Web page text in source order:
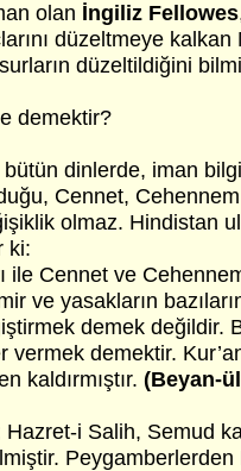
olan İngiliz Fellowes
düzeltmeye
düzeltildiğini
demektir?
dinlerde, iman
Cennet,
olmaz. Hindistan
ki:
ile Cennet ve
ve yasakların
demek değildir.
vermek demektir.
kaldırmıştır. (Beyan-
i Salih, Semud
Peygamberlerden